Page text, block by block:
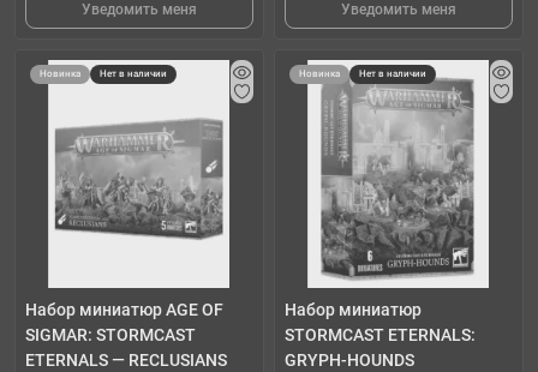
Уведомить меня Уведомить меня
Новинка Нет в наличии
Набор миниатюр AGE OF
SIGMAR: STORMCAST
ETERNALS — RECLUSIANS
Новинка Нет в наличии
Набор миниатюр
STORMCAST ETERNALS:
GRYPH-HOUNDS